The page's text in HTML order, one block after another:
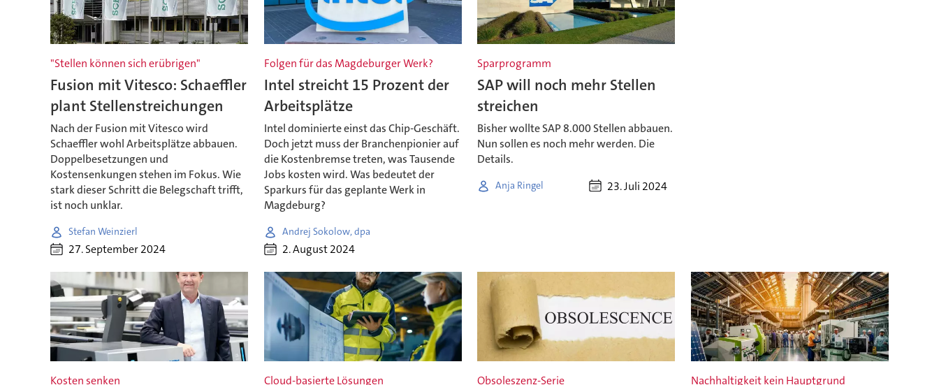
"Stellen können sich erübrigen"
Fusion mit Vitesco: Schaeffler
plant Stellenstreichungen
Nach der Fusion mit Vitesco wird
Schaeffler wohl Arbeitsplätze abbauen.
Doppelbesetzungen und
Kostensenkungen stehen im Fokus. Wie
stark dieser Schritt die Belegschaft trifft,
ist noch unklar.
Stefan Weinzierl
27. September 2024
Folgen für das Magdeburger Werk?
Intel streicht 15 Prozent der
Arbeitsplätze
Intel dominierte einst das Chip-Geschäft.
Doch jetzt muss der Branchenpionier auf
die Kostenbremse treten, was Tausende
Jobs kosten wird. Was bedeutet der
Sparkurs für das geplante Werk in
Magdeburg?
Andrej Sokolow, dpa
2. August 2024
Sparprogramm
SAP will noch mehr Stellen
streichen
Bisher wollte SAP 8.000 Stellen abbauen.
Nun sollen es noch mehr werden. Die
Details.
Anja Ringel 23. Juli 2024
Kosten senken Cloud-basierte Lösungen Obsoleszenz-Serie Nachhaltigkeit kein Hauptgrund